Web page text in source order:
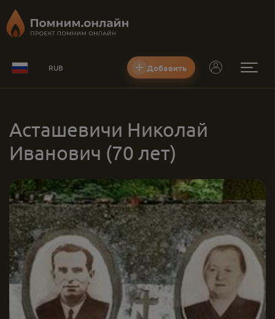
RUB Добавить
Асташевичи Николай
Иванович (70 лет)